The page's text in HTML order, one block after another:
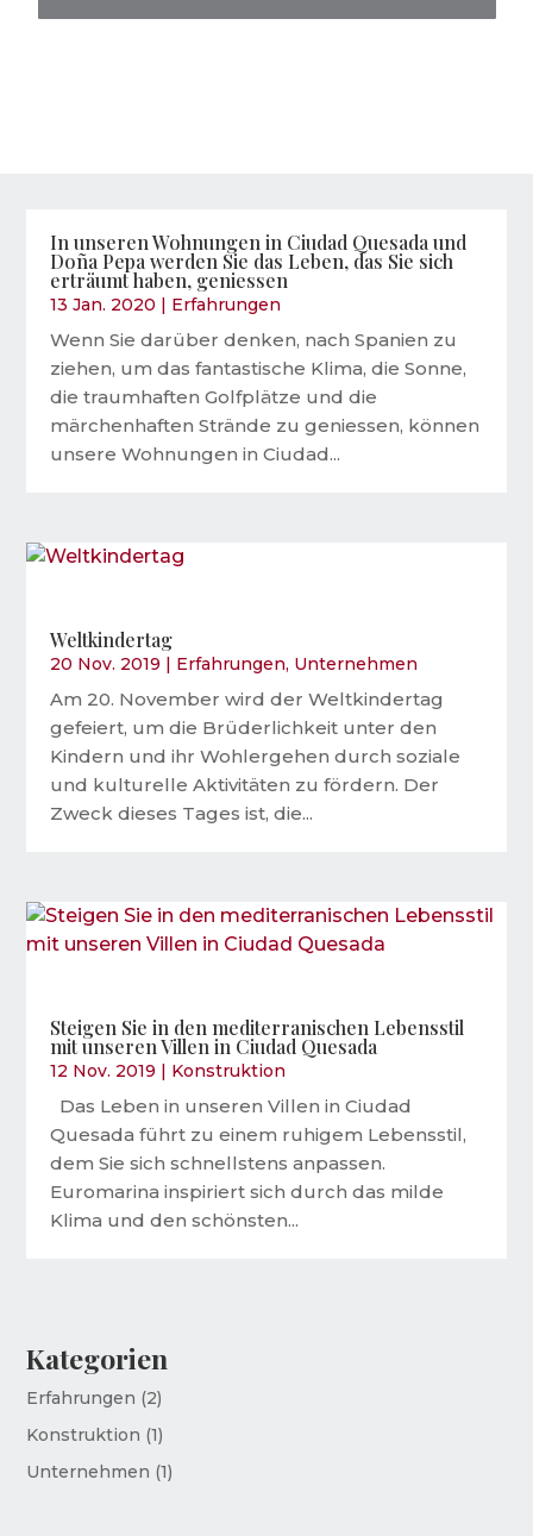
In unseren Wohnungen in Ciudad Quesada und
Doña Pepa werden Sie das Leben, das Sie sich
erträumt haben, geniessen
13 Jan. 2020 Erfahrungen
Wenn Sie darüber denken, nach Spanien zu
ziehen, um das fantastische Klima, die Sonne,
die traumhaften Golfplätze und die
märchenhaften Strände zu geniessen, können
unsere Wohnungen in Ciudad...
Weltkindertag
20 Nov. 2019 Erfahrungen, Unternehmen
Am 20. November wird der Weltkindertag
gefeiert, um die Brüderlichkeit unter den
Kindern und ihr Wohlergehen durch soziale
und kulturelle Aktivitäten zu fördern. Der
Zweck dieses Tages ist, die...
Steigen Sie in den mediterranischen Lebensstil
mit unseren Villen in Ciudad Quesada
12 Nov. 2019 Konstruktion
Das Leben in unseren Villen in Ciudad
Quesada führt zu einem ruhigem Lebensstil,
dem Sie sich schnellstens anpassen.
Euromarina inspiriert sich durch das milde
Klima und den schönsten...
Kategorien
Erfahrungen (2)
Konstruktion (1)
Unternehmen (1)